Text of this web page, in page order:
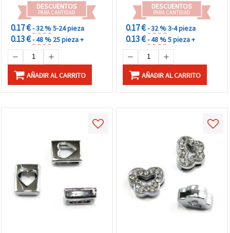
DESCUENTOS
PARA CANTIDAD
0.17 €- 32 %5-24 pieza
0.13 €- 48 % 25 pieza +
AÑADIR AL CARRITO
DESCUENTOS
PARA CANTIDAD
0.17 €- 32 %3-4 pieza
0.13 €- 48 %5 pieza +
AÑADIR AL CARRITO